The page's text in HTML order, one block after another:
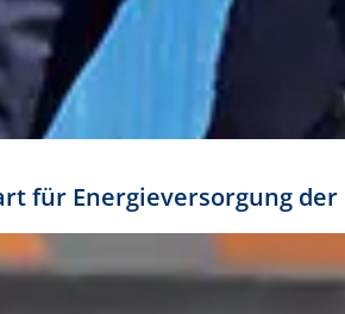
für Energieversorgung der